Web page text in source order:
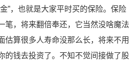
”，也就是大家平时买的保险。保险
笔，将来翻倍奉还，它当然没啥魔法
估算很多人寿命没那么长，将来不用
的钱去投资了。不知不觉间接做了股